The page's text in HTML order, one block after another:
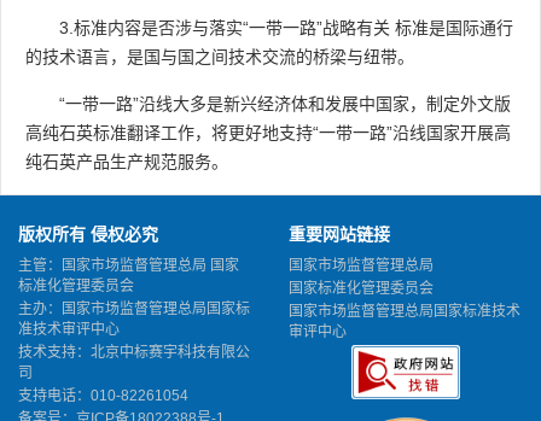
3.标准内容是否涉与落实“一带一路”战略有关 标准是国际通行
的技术语言，是国与国之间技术交流的桥梁与纽带。
“一带一路”沿线大多是新兴经济体和发展中国家，制定外文版
高纯石英标准翻译工作，将更好地支持“一带一路”沿线国家开展高
纯石英产品生产规范服务。
版权所有 侵权必究
主管：国家市场监督管理总局 国家
标准化管理委员会
主办：国家市场监督管理总局国家标
准技术审评中心
技术支持：北京中标赛宇科技有限公
司
支持电话：010-82261054
重要网站链接
国家市场监督管理总局
国家标准化管理委员会
国家市场监督管理总局国家标准技术
审评中心